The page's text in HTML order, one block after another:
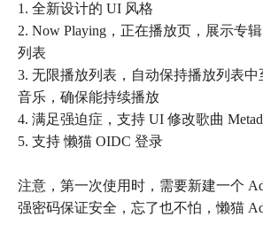
1. 全新设计的 UI 风格
2. Now Playing，正在播放页，展示专
列表
3. 无限播放列表，自动保持播放列表
音乐，确保能持续播放
4. 满足强迫症，支持 UI 修改歌曲
5. 支持 懒猫 OIDC 登录
注意，第一次使用时，需要新建一个
强密码保证安全，忘了也不怕，懒猫